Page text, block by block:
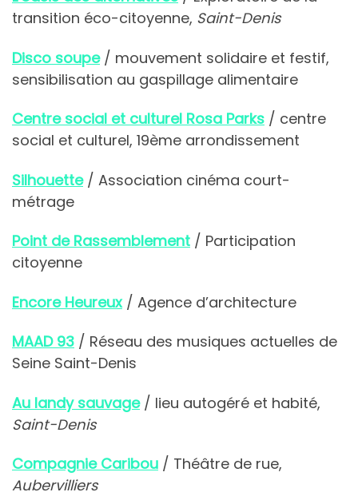
transition éco-citoyenne, Saint-Denis
Disco soupe/ mouvement solidaire et festif,
sensibilisation au gaspillage alimentaire
Centre social et culturel Rosa Parks / centre
social et culturel, 19ème arrondissement
Silhouette/ Association cinéma court-
métrage
Point de Rassemblement / Participation
citoyenne
Encore Heureux/ Agence d’architecture
MAAD 93 / Réseau des musiques actuelles de
Seine Saint-Denis
Au landy sauvage/ lieu autogéré et habité,
Saint-Denis
Compagnie Caribou / Théâtre de rue,
Aubervilliers